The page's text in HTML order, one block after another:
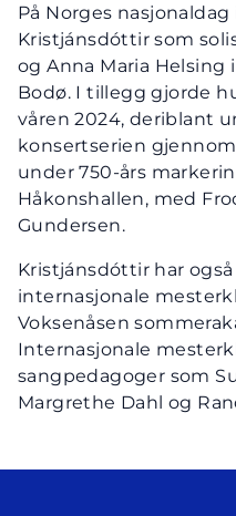
På Norges
Kristjánsdóttir som
og Anna Maria
Bodø. I tillegg gjorde
våren 2024, deriblant
konsertserien
under 750-års
Håkonshallen, med
Gundersen.
Kristjánsdóttir har
internasjonale
Voksenåsen
Internasjonale
sangpedagoger som
Margrethe Dahl og